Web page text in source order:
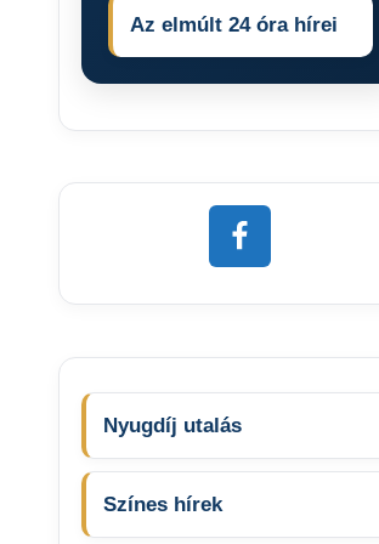
Az elmúlt 24 óra hírei
Nyugdíj utalás
Színes hírek